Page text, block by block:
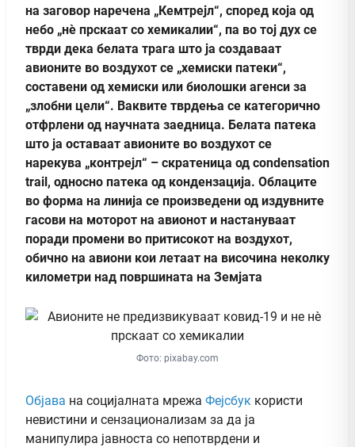
на заговор наречена „Кемтрејл“, според која од
небо „нè прскаат со хемикалии“, па во тој дух се
тврди дека белата трага што ја создаваат
авионите во воздухот се „хемиски патеки“,
составени од хемиски или биолошки агенси за
„злобни цели“. Ваквите тврдења се категорично
отфрлени од научната заедница. Белата патека
што ја оставаат авионите во воздухот се
нарекува „контрејл“ – скратеница од condensation
trail, односно патека од кондензација. Облаците
во форма на линија се произведени од издувните
гасови на моторот на авионот и настануваат
поради промени во притисокот на воздухот,
обично на авиони кои летаат на височина неколку
километри над површината на Земјата
Фото: pixabay.com
Објава на социјалната мрежа Фејсбук користи
невистини и сензационализам за да ја
манипулира јавноста со непотврдени и